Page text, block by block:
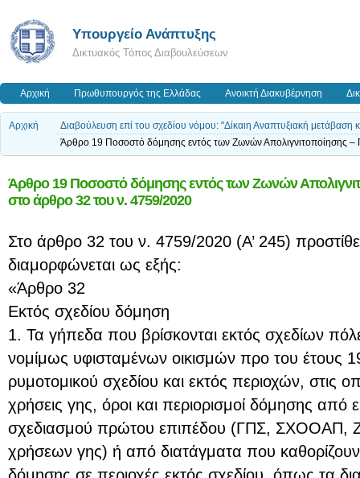
Υπουργείο Ανάπτυξης
Δικτυακός Τόπος Διαβουλεύσεων
Αρχική Πρωθυπουργός της Ελλάδας Ανοικτή Διακυβέρνηση
Αρχική
Διαβούλευση επί του σχεδίου νόμου: "Δίκαιη Αναπτυξιακή μετάβαση
Άρθρο 19 Ποσοστό δόμησης εντός των Ζωνών Απολιγνιτοποίησης
Άρθρο 19 Ποσοστό δόμησης εντός των Ζωνών
στο άρθρο 32 του ν. 4759/2020
Στο άρθρο 32 του ν. 4759/2020 (Α’ 245)
διαμορφώνεται ως εξής:
«Άρθρο 32
Εκτός σχεδίου δόμηση
1. Τα γήπεδα που βρίσκονται εκτός σχεδίων
νομίμως υφισταμένων οικισμών προ του έτους
ρυμοτομικού σχεδίου και εκτός περιοχών, στις
χρήσεις γης, όροι και περιορισμοί δόμησης από
σχεδιασμού πρώτου επιπέδου (ΓΠΣ, ΣΧΟΟΑΠ,
χρήσεων γης) ή από διατάγματα που καθορίζουν
δόμησης σε περιοχές εκτός σχεδίου, όπως τα